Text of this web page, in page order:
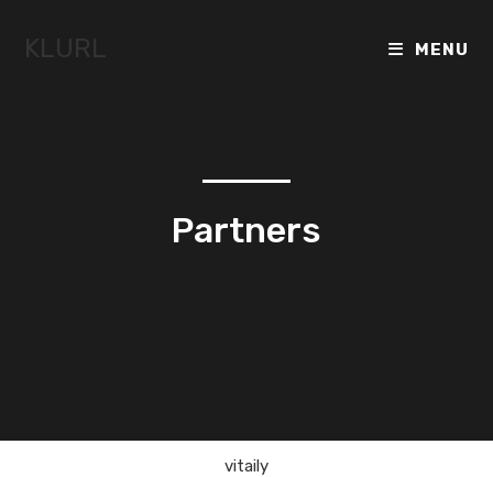
KLURL MENU
Partners
vitaily